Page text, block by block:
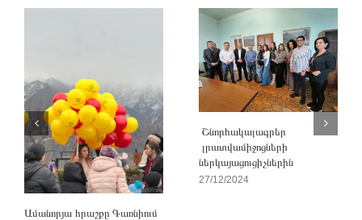
Ամանորյա հրաշքը Գառնիում
Շնորհակալագրեր
լրատվամիջոցների
ներկայացուցիչներին
27/12/2024